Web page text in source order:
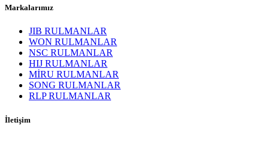
Markalarımız
JIB RULMANLAR
WON RULMANLAR
NSC RULMANLAR
HIJ RULMANLAR
MİRU RULMANLAR
SONG RULMANLAR
RLP RULMANLAR
İletişim